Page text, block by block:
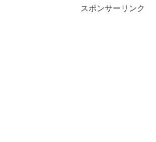
スポンサーリンク